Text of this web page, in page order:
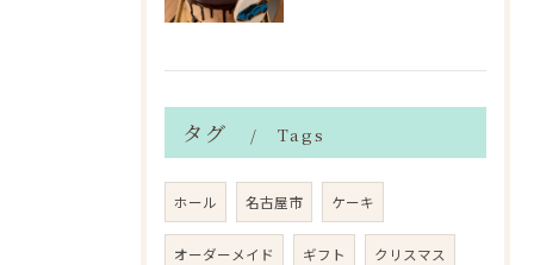
タグ Tags
ホール 名古屋市 ケーキ
オーダーメイド ギフト クリスマス